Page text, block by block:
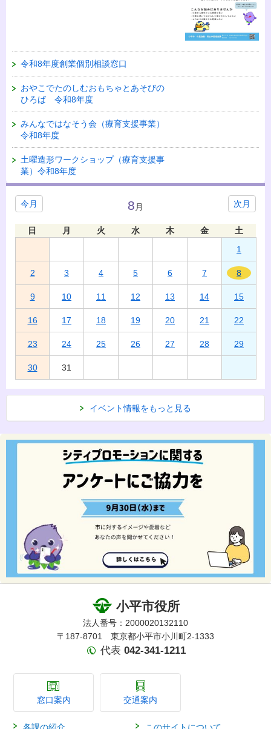
令和8年度創業個別相談窓口
おやこでたのしむおもちゃとあそびの
ひろば 令和8年度
みんなではなそう会（療育支援事業）
令和8年度
土曜造形ワークショップ（療育支援事
業）令和8年度
今月 次月
8 月
日 月 火 水 木 金
土
1
2 3 4 5 6 7 8
9 10 11 12 13 14 15
16 17 18 19 20 21 22
23 24 25 26 27 28 29
30 31
イベント情報をもっと見る
小平市役所
法人番号：2000020132110
〒187-8701 東京都小平市小川町2-1333
代表 042-341-1211
窓口案内 交通案内